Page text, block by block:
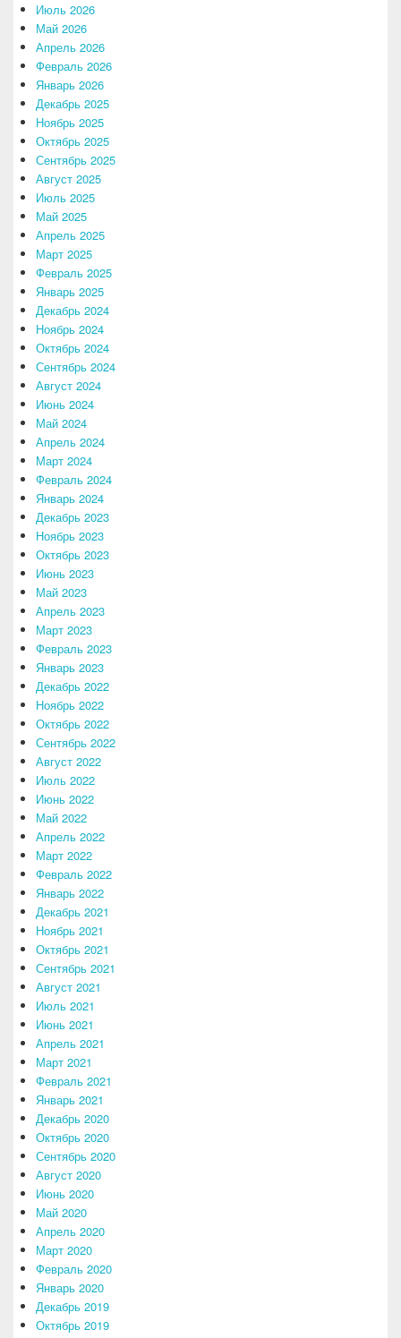
Июль 2026
Май 2026
Апрель 2026
Февраль 2026
Январь 2026
Декабрь 2025
Ноябрь 2025
Октябрь 2025
Сентябрь 2025
Август 2025
Июль 2025
Май 2025
Апрель 2025
Март 2025
Февраль 2025
Январь 2025
Декабрь 2024
Ноябрь 2024
Октябрь 2024
Сентябрь 2024
Август 2024
Июнь 2024
Май 2024
Апрель 2024
Март 2024
Февраль 2024
Январь 2024
Декабрь 2023
Ноябрь 2023
Октябрь 2023
Июнь 2023
Май 2023
Апрель 2023
Март 2023
Февраль 2023
Январь 2023
Декабрь 2022
Ноябрь 2022
Октябрь 2022
Сентябрь 2022
Август 2022
Июль 2022
Июнь 2022
Май 2022
Апрель 2022
Март 2022
Февраль 2022
Январь 2022
Декабрь 2021
Ноябрь 2021
Октябрь 2021
Сентябрь 2021
Август 2021
Июль 2021
Июнь 2021
Апрель 2021
Март 2021
Февраль 2021
Январь 2021
Декабрь 2020
Октябрь 2020
Сентябрь 2020
Август 2020
Июнь 2020
Май 2020
Апрель 2020
Март 2020
Февраль 2020
Январь 2020
Декабрь 2019
Октябрь 2019